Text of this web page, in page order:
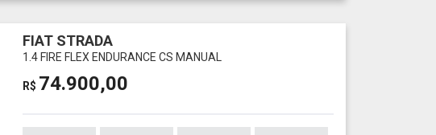
FIAT STRADA
1.4 FIRE FLEX ENDURANCE CS MANUAL
R$ 74.900,00